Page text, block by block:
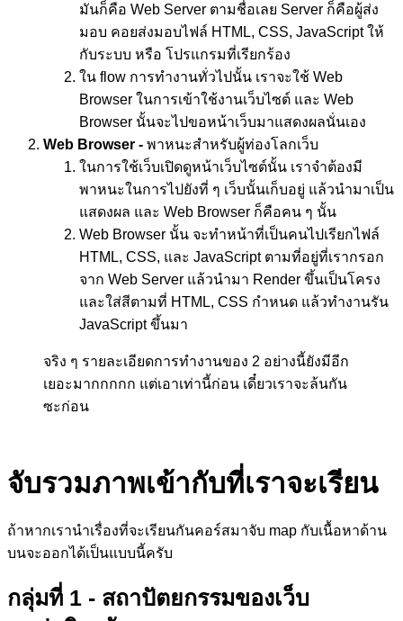
มันก็คือ Web Server ตามชื่อเลย Server ก็คือผู้ส่ง
มอบ คอยส่งมอบไฟล์ HTML, CSS, JavaScript ให้
กับระบบ หรือ โปรแกรมที่เรียกร้อง
ใน flow การทำงานทั่วไปนั้น เราจะใช้ Web
Browser ในการเข้าใช้งานเว็บไซต์ และ Web
Browser นั้นจะไปขอหน้าเว็บมาแสดงผลนั่นเอง
Web Browser - พาหนะสำหรับผู้ท่องโลกเว็บ
ในการใช้เว็บเปิดดูหน้าเว็บไซต์นั้น เราจำต้องมี
พาหนะในการไปยังที่ ๆ เว็บนั้นเก็บอยู่ แล้วนำมาเป็น
แสดงผล และ Web Browser ก็คือคน ๆ นั้น
Web Browser นั้น จะทำหน้าที่เป็นคนไปเรียกไฟล์
HTML, CSS, และ JavaScript ตามที่อยู่ที่เรากรอก
จาก Web Server แล้วนำมา Render ขึ้นเป็นโครง
และใส่สีตามที่ HTML, CSS กำหนด แล้วทำงานรัน
JavaScript ขึ้นมา
จริง ๆ รายละเอียดการทำงานของ 2 อย่างนี้ยังมีอีก
เยอะมากกกกก แต่เอาเท่านี้ก่อน เดี๋ยวเราจะล้นกัน
ซะก่อน
จับรวมภาพเข้ากับที่เราจะเรียน
ถ้าหากเรานำเรื่องที่จะเรียนกันคอร์สมาจับ map กับเนื้อหาด้าน
บนจะออกได้เป็นแบบนี้ครับ
กลุ่มที่ 1 - สถาปัตยกรรมของเว็บ